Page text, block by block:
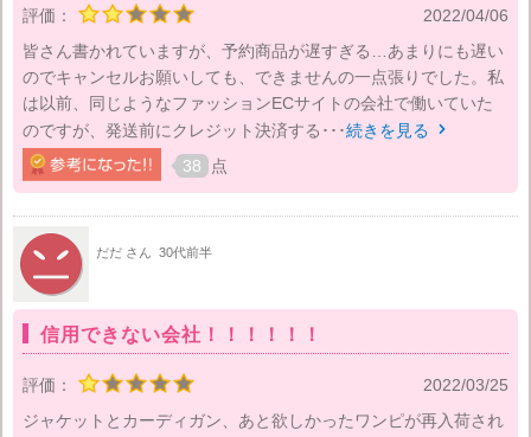
評価：
2022/04/06
皆さん書かれていますが、予約商品が遅すぎる…あまりにも遅い
のでキャンセルお願いしても、できませんの一点張りでした。私
は以前、同じようなファッションECサイトの会社で働いていた
のですが、発送前にクレジット決済する･･･続きを見る 
38 点
だだ さん 30代前半
信用できない会社！！！！！！
評価：
2022/03/25
ジャケットとカーディガン、あと欲しかったワンピが再入荷され